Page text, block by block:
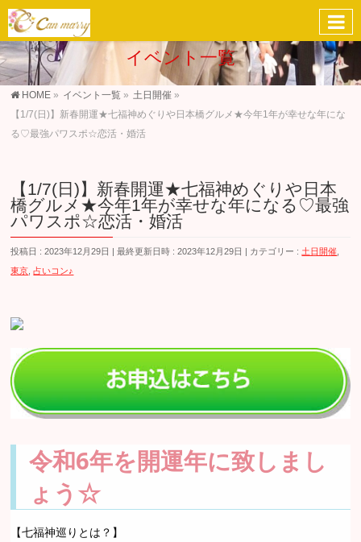
イベント一覧
HOME » イベント一覧 » 土日開催 »
【1/7(日)】新春開運★七福神めぐりや日本橋グルメ★今年1年が幸せな年にな
る♡最強パワスポ☆恋活・婚活
【1/7(日)】新春開運★七福神めぐりや日本
橋グルメ★今年1年が幸せな年になる♡最強
パワスポ☆恋活・婚活
投稿日 : 2023年12月29日 最終更新日時 : 2023年12月29日 カテゴリー : 土日開催
東京 ,占いコン♪
令和6年を開運年に致しまし
ょう☆
【七福神巡りとは？】